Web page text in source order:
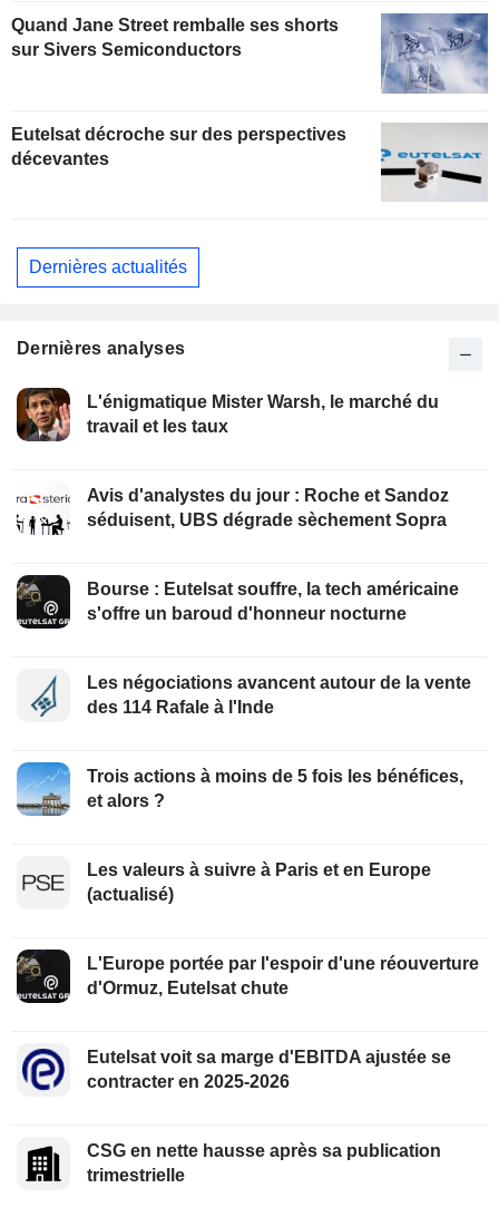
Quand Jane Street remballe ses shorts
sur Sivers Semiconductors
Eutelsat décroche sur des perspectives
décevantes
Dernières actualités
Dernières analyses
L'énigmatique Mister Warsh, le marché du
travail et les taux
Avis d'analystes du jour : Roche et Sandoz
séduisent, UBS dégrade sèchement Sopra
Bourse : Eutelsat souffre, la tech américaine
s'offre un baroud d'honneur nocturne
Les négociations avancent autour de la vente
des 114 Rafale à l'Inde
Trois actions à moins de 5 fois les bénéfices,
et alors ?
Les valeurs à suivre à Paris et en Europe
(actualisé)
L'Europe portée par l'espoir d'une réouverture
d'Ormuz, Eutelsat chute
Eutelsat voit sa marge d'EBITDA ajustée se
contracter en 2025-2026
CSG en nette hausse après sa publication
trimestrielle